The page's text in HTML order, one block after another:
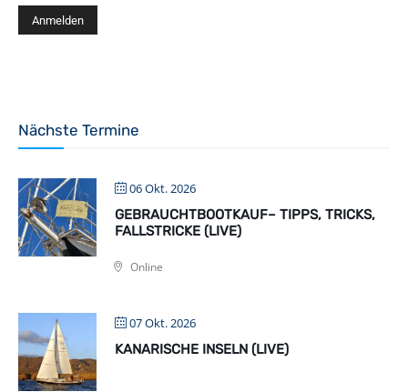
Nächste Termine
06 Okt. 2026
GEBRAUCHTBOOTKAUF– TIPPS, TRICKS,
FALLSTRICKE (LIVE)
Online
07 Okt. 2026
KANARISCHE INSELN (LIVE)